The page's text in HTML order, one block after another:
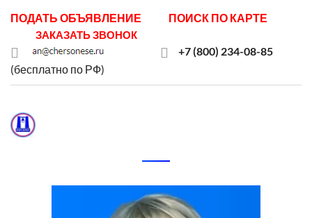
ПОДАТЬ ОБЪЯВЛЕНИЕ ПОИСК ПО КАРТЕ
ЗАКАЗАТЬ ЗВОНОК
+7 (800) 234-08-85
(бесплатно по РФ)